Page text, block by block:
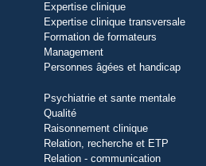
Expertise clinique
Expertise clinique transversale
Formation de formateurs
Management
Personnes âgées et handicap
Psychiatrie et sante mentale
Qualité
Raisonnement clinique
Relation, recherche et ETP
Relation - communication